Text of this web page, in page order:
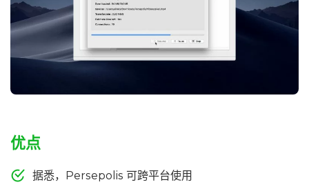
优点
据悉，Persepolis 可跨平台使用